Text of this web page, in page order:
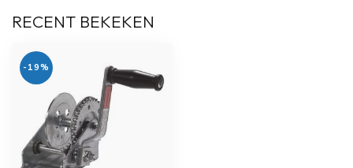
RECENT BEKEKEN
-19%